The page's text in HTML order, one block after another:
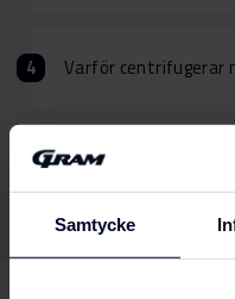
Samtycke
Varför
Varför fyller min